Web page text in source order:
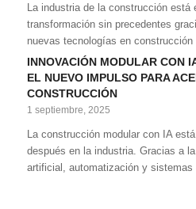
La industria de la construcción está
transformación sin precedentes
nuevas tecnologías en construcción
INNOVACIÓN MODULAR CON
EL NUEVO IMPULSO PARA
CONSTRUCCIÓN
1 septiembre, 2025
La construcción modular con IA
después en la industria. Gracias a
artificial, automatización y sistemas